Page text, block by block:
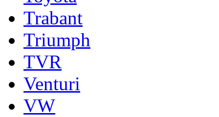
Trabant
Triumph
TVR
Venturi
VW